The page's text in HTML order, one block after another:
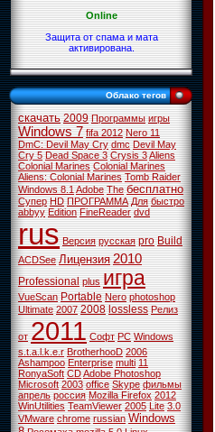
Online
Защита от спама и мата
активирована.
Облако тегов
скачать 2009 Программы игры
Windows 7 fifa 2012 Nero 11
DmC: Devil May Cry dmc Devil May
Cry 5 Dead Space 3 Crysis 3Aliens
Colonial Marines Colonial Marines
Aliens: Colonial Marines Tomb Raider
Windows 8.1Adobe The бесплатно
Супер HD ПРОГРАММА Для быстро
abbyy Edition FineReader dvd
rus Версия русская pro Build
ACDSee Лицензия 2010
Professional plus игра
VueScan Portable Nero photoshop
Ultimate 2007 2008 lossless Релиз
от 2011 Софт PC Windows
s.t.a.l.k.e.r BrotherhooD 2006
Ashampoo Enterprise multi 11
RonyaSoft CDAdobe Photoshop
Microsoft 2003 office Skype фильмы
апрель россия Mozilla Firefox 2012
WinUtilities TeamViewer 2005 Lite 3.0
VMware chrome russian Windows